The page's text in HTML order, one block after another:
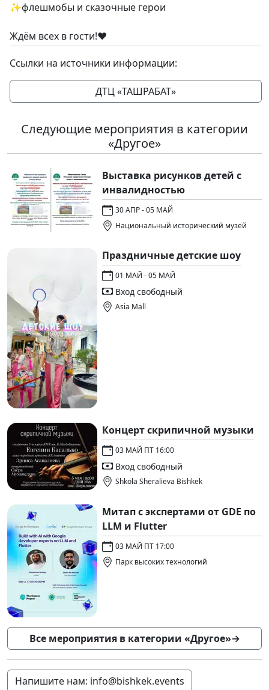
✨флешмобы и сказочные герои
Ждём всех в гости!❤️
Ссылки на источники информации:
ДТЦ «ТАШРАБАТ»
Следующие мероприятия в категории
«Другое»
Выставка рисунков детей с
инвалидностью
30 АПР - 05 МАЙ
Национальный исторический музей
Праздничные детские шоу
01 МАЙ - 05 МАЙ
Вход свободный
Asia Mall
Концерт скрипичной музыки
03 МАЙ ПТ 16:00
Вход свободный
Shkola Sheralieva Bishkek
Митап с экспертами от GDE по
LLM и Flutter
03 МАЙ ПТ 17:00
Парк высоких технологий
Все мероприятия в категории «Другое»→
Напишите нам: info@bishkek.events